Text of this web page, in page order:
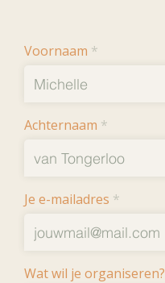
Voornaam
Achternaam
Je e-mailadres
Wat wil je organiseren?